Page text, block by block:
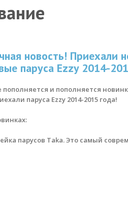
новость! Приехали
паруса Ezzy 2014-
пополняется и пополняется
паруса Ezzy 2014-2015 года!
парусов Taka. Это самый